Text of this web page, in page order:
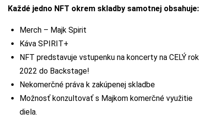
Každé jedno NFT okrem skladby samotnej obsahuje:
Merch – Majk Spirit
Káva SPIRIT+
NFT predstavuje vstupenku na koncerty na CELÝ rok
2022 do Backstage!
Nekomerčné práva k zakúpenej skladbe
Možnosť konzultovať s Majkom komerčné využitie
diela.